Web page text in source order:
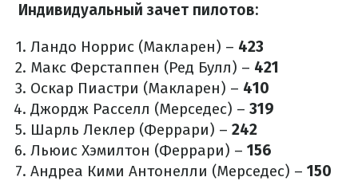
Индивидуальный зачет пилотов:
Ландо Норрис (Макларен) – 423
Макс Ферстаппен (Ред Булл) – 421
Оскар Пиастри (Макларен) – 410
Джордж Расселл (Мерседес) – 319
Шарль Леклер (Феррари) – 242
Льюис Хэмилтон (Феррари) – 156
Андреа Кими Антонелли (Мерседес) – 150